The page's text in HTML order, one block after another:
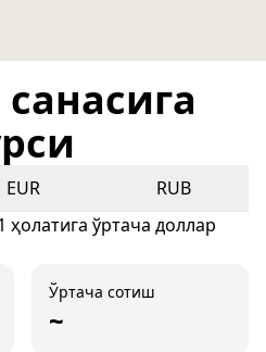
EUR
RUB
ҳолатига ўртача доллар
Ўртача сотиш
~